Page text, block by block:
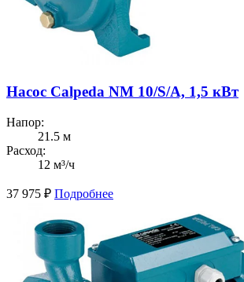
Насос Calpeda NM 10/S/A, 1,5 кВт
Напор:
21.5 м
Расход:
12 м³/ч
37 975 ₽ Подробнее